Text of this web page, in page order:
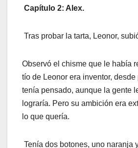
Capítulo 2: Alex.
Tras probar la tarta, Leonor,
Observó el chisme que le había
tío de Leonor era inventor,
tenía pensado, aunque la gente
lograría. Pero su ambición era
lo que quería.
Tenía dos botones, uno naranja